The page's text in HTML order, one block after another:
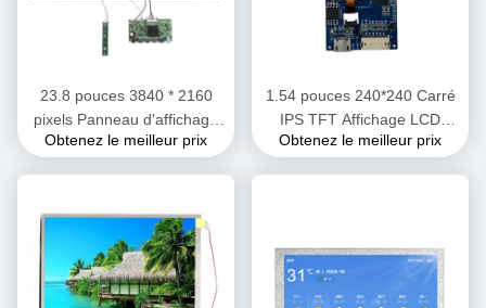
23.8 pouces 3840 * 2160
pixels Panneau d'affichage
LCD TFT pour écran de
Obtenez le meilleur prix
1.54 pouces 240*240 Carré
IPS TFT Affichage LCD
personnalisé 350nits
Obtenez le meilleur prix